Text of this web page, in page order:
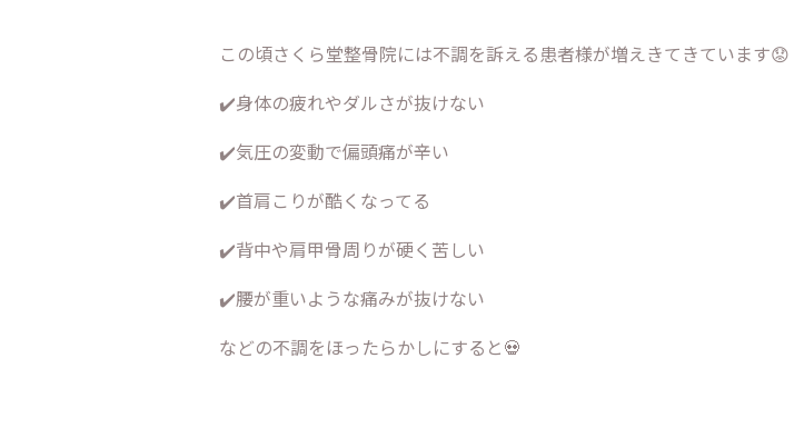
この頃さくら堂整骨院には不調を訴える患者様が増えきてきています😟
✔️身体の疲れやダルさが抜けない
✔️気圧の変動で偏頭痛が辛い
✔️首肩こりが酷くなってる
✔️背中や肩甲骨周りが硬く苦しい
✔️腰が重いような痛みが抜けない
などの不調をほったらかしにすると💀